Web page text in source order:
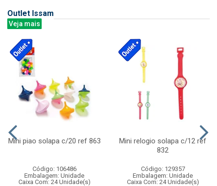
Outlet Issam
Veja mais
Mini piao solapa c/20 ref 863
Código: 106486
Embalagem: Unidade
Caixa Com: 24 Unidade(s)
Mini relogio solapa c/12 ref
832
Código: 129357
Embalagem: Unidade
Caixa Com: 24 Unidade(s)